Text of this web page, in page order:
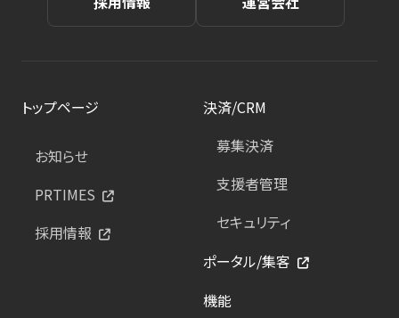
トップページ
お知らせ
PRTIMES
採用情報
決済/CRM
募集決済
支援者管理
セキュリティ
ポータル/集客
機能